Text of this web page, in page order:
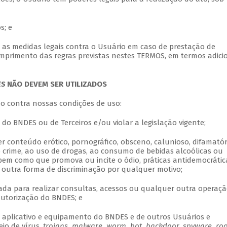
e
medidas legais contra o Usuário em caso de prestação de
das regras previstas nestes TERMOS, em termos
NÃO DEVEM SER UTILIZADOS
contra nossas condições de uso:
BNDES ou de Terceiros e/ou violar a legislação vigente;
conteúdo erótico, pornográfico, obsceno, calunioso,
ao uso de drogas, ao consumo de bebidas alcoólicas ou
como que promova ou incite o ódio, práticas
forma de discriminação por qualquer motivo;
para realizar consultas, acessos ou qualquer outra
do BNDES; e
aplicativo e equipamento do BNDES e de outros Usuários e